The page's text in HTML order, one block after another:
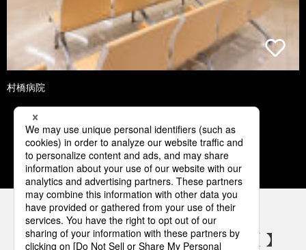
村橋病院
1 2 3 4 5
パナソニックの電気設備 SNSアカウント